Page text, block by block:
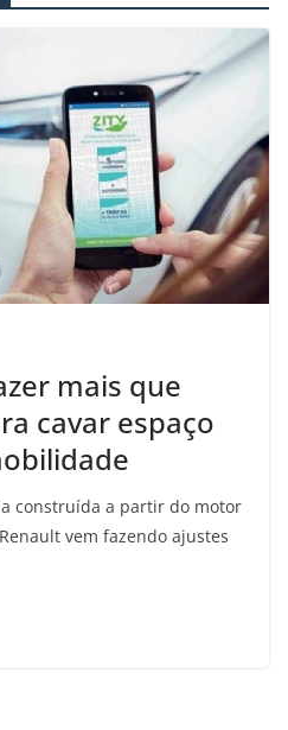
mais que
cavar espaço
construída a partir do motor
vem fazendo ajustes